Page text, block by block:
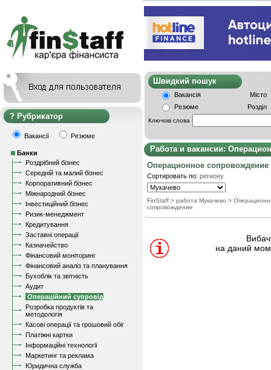
Рубрикатор
Вакансії Резюме
Банки
Роздрібний бізнес
Середній та малий бізнес
Корпоративний бізнес
Міжнародний бізнес
Інвестиційний бізнес
Ризик-менеджмент
Кредитування
Заставні операції
Казначейство
Фінансовий моніторинг
Фінансовий аналіз та планування
Бухоблік та звітність
Аудит
Операційний супровід
Розробка продуктів та
методологія
Касові операції та грошовий обіг
Платіжні картки
Інформаційні технології
Маркетинг та реклама
Юридична служба
Швидкий
Вакансія
Місто
Резюме
Розділ
Ключові слова
Работа и вакансии:
Операционное сопровождение
Сортировать по: региону
FinStaff > работа Мукачево >
сопровождение
на даний